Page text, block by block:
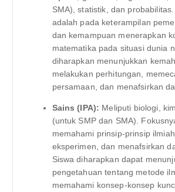
SMA), statistik, dan
adalah pada keterampilan
dan kemampuan menerapkan
matematika pada situasi dunia
diharapkan menunjukkan
melakukan perhitungan,
persamaan, dan menafsirkan
Sains (IPA): Meliputi biologi,
(untuk SMP dan SMA).
memahami prinsip-prinsip
eksperimen, dan menafsirkan
Siswa diharapkan dapat
pengetahuan tentang metode
memahami konsep-konsep